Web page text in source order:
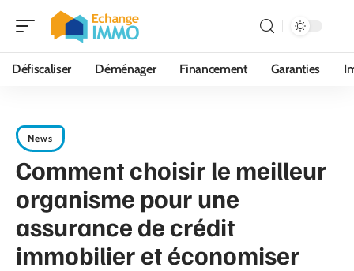
Défiscaliser Déménager Financement Garanties
News
Comment choisir le meilleur
organisme pour une
assurance de crédit
immobilier et économiser